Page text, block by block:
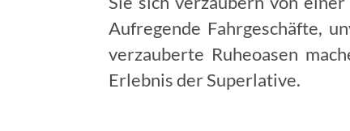
Aufregende Fahrgeschäfte,
verzauberte Ruheoasen
Erlebnis der Superlative.